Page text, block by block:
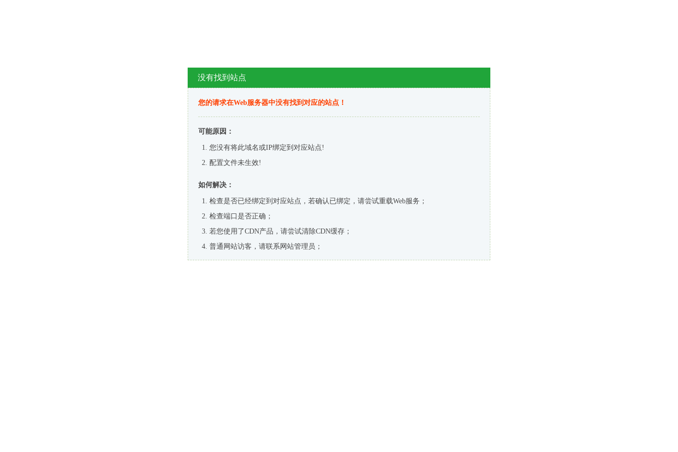
没有找到站点
您的请求在Web服务器中没有找到对应的站点！
可能原因：
您没有将此域名或IP绑定到对应站点!
配置文件未生效!
如何解决：
检查是否已经绑定到对应站点，若确认已绑定，请尝试重载Web服务；
检查端口是否正确；
若您使用了CDN产品，请尝试清除CDN缓存；
普通网站访客，请联系网站管理员；